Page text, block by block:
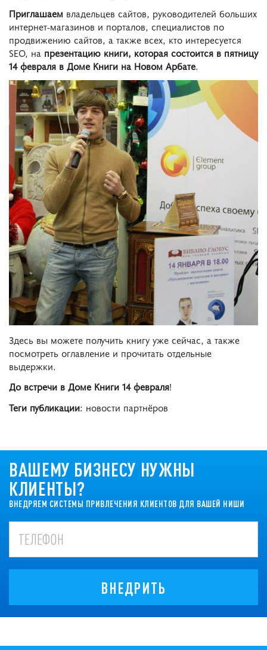
Приглашаем владельцев сайтов, руководителей больших
интернет-магазинов и порталов, специалистов по
продвижению сайтов, а также всех, кто интересуется
SEO, на презентацию книги, которая состоится в пятницу
14 февраля в Доме Книги на Новом Арбате.
Здесь вы можете получить книгу уже сейчас, а также
посмотреть оглавление и прочитать отдельные
выдержки.
До встречи в Доме Книги 14 февраля!
Теги публикации: новости партнёров
ВАШЕМУ БИЗНЕСУ НУЖНЫ
КЛИЕНТЫ?
ВНЕДРЯЕМ СИСТЕМЫ ПРИВЛЕЧЕНИЯ КЛИЕНТОВ ДЛЯ ВАШЕЙ НИШИ
ВНЕДРИТЬ